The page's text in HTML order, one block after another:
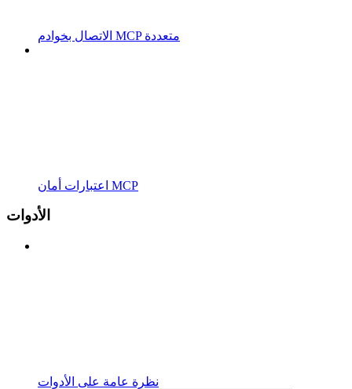
الاتصال بخوادم MCP متعددة
اعتبارات أمان MCP
الأدوات
نظرة عامة على الأدوات